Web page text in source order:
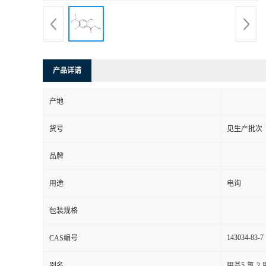
产品详请
产地
货号 见生产批次
品牌
用途 电询
包装规格
CAS编号 143034-83-7